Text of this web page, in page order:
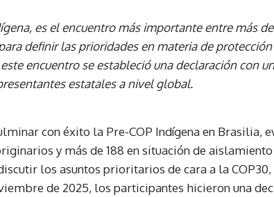
es el encuentro más importante entre más
definir las prioridades en materia de
este encuentro se estableció una declaración con
estatales a nivel global.
con éxito la Pre-COP Indígena en Brasilia,
y más de 188 en situación de aislamiento
los asuntos prioritarios de cara a la
de 2025, los participantes hicieron una